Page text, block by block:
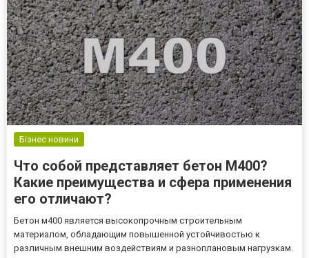
Бізнес новини
Что собой представляет бетон М400?
Какие преимущества и сфера применения
его отличают?
Бетон м400 является высокопрочным строительным
материалом, обладающим повышенной устойчивостью к
различным внешним воздействиям и разноплановым нагрузкам.